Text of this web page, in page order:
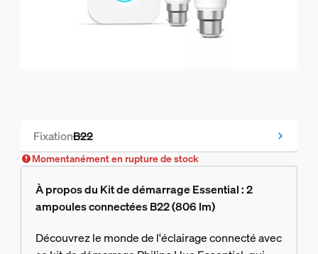
FixationB22
Temporairement en rupture de stock
Momentanément en rupture de stock
À propos du Kit de démarrage Essential : 2
ampoules connectées B22 (806 lm)
Découvrez le monde de l'éclairage connecté avec